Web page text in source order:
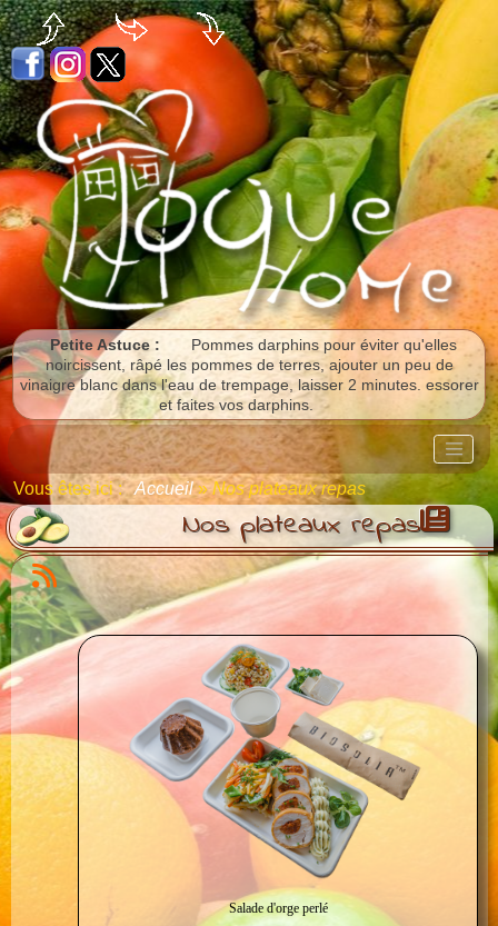
Petite Astuce :
Pommes darphins pour éviter qu'elles
noircissent, râpé les pommes de terres, ajouter un peu de
vinaigre blanc dans l'eau de trempage, laisser 2 minutes. essorer
et faites vos darphins.
Vous êtes ici :Accueil»Nos plateaux repas
Nos plateaux repas
Salade d'orge perlé
Panneau de gestion des cookies